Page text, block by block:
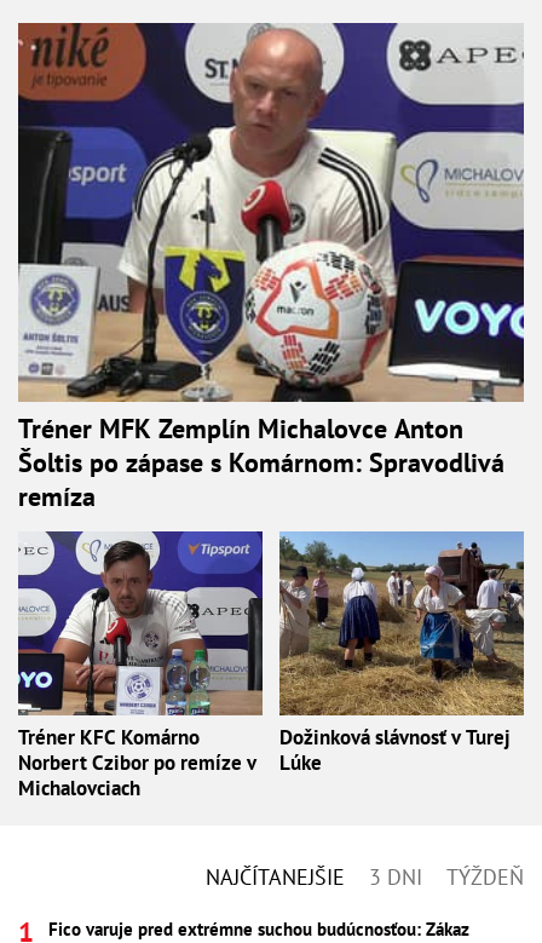
Tréner MFK Zemplín Michalovce Anton
Šoltis po zápase s Komárnom: Spravodlivá
remíza
Tréner KFC Komárno
Norbert Czibor po remíze v
Michalovciach
Dožinková slávnosť v Turej
Lúke
NAJČÍTANEJŠIE 3 DNI TÝŽDEŇ
Fico varuje pred extrémne suchou budúcnosťou: Zákaz